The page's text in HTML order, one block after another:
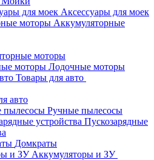
Аксессуары для моек
Аккумуляторные
моторы
Лодочные моторы
Товары для авто
авто
Ручные пылесосы
Пускозарядные
Домкраты
Аккумуляторы и ЗУ